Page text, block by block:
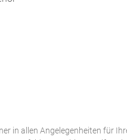
in allen Angelegenheiten für